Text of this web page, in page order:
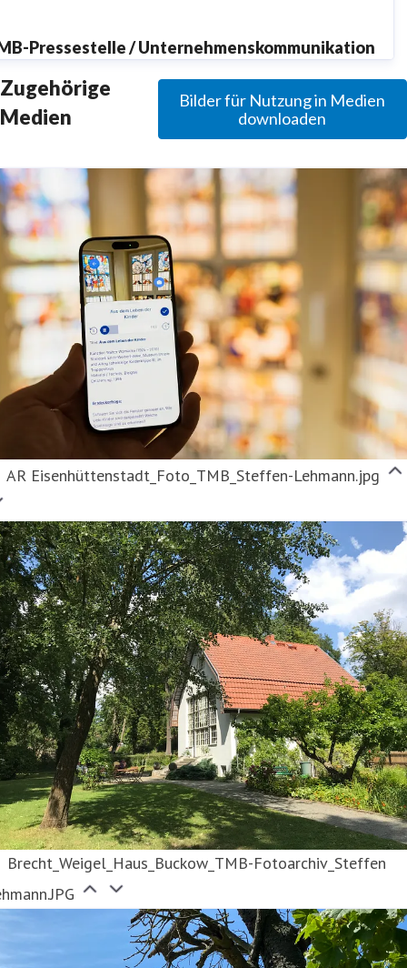
Pressestelle / Unternehmenskommunikation
brandenburg.de +49 (0)331 298 73-253
Pressestelle
Zugehörige
Medien
Bilder für Nutzung in Medien
downloaden
AR Eisenhüttenstadt_Foto_TMB_Steffen-Lehmann.jpg
Brecht_Weigel_Haus_Buckow_TMB-Fotoarchiv_Steffen